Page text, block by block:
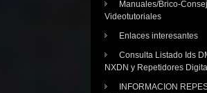
Manuales/Brico-
Videotutoriales
Enlaces interesantes
Consulta Listado Ids
NXDN y Repetidores
INFORMACION